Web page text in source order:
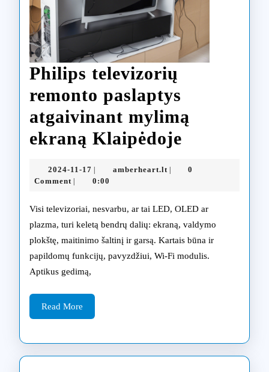
Philips televizorių
remonto paslaptys
atgaivinant mylimą
ekraną Klaipėdoje
paslaptys
mylimą
2024-11-17 2024-
11-
amberheart.ltamberheart.lt
0
Comment
0:00
Visi televizoriai, nesvarbu, ar tai LED, OLED ar
plazma, turi keletą bendrų dalių: ekraną, valdymo
plokštę, maitinimo šaltinį ir garsą. Kartais būna ir
papildomų funkcijų, pavyzdžiui, Wi-Fi modulis.
Aptikus gedimą,
Read More
More